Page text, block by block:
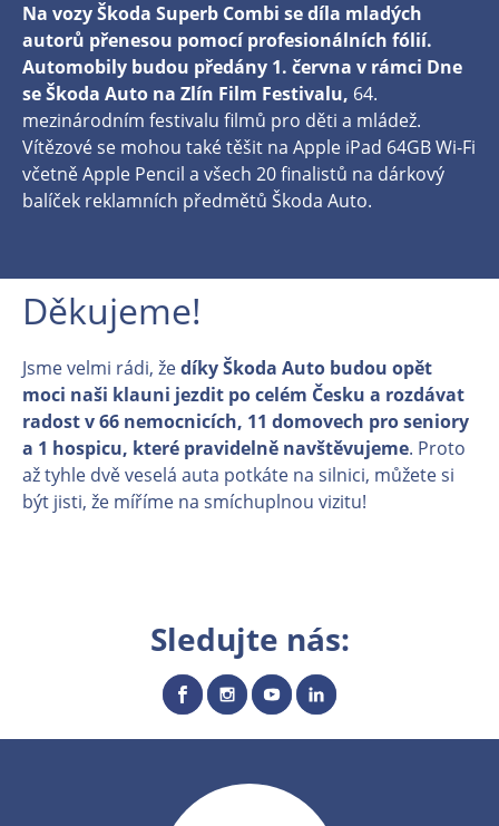
Na vozy Škoda Superb Combi se díla mladých
autorů přenesou pomocí profesionálních fólií.
Automobily budou předány 1. června v rámci Dne
se Škoda Auto na Zlín Film Festivalu, 64.
mezinárodním festivalu filmů pro děti a mládež.
Vítězové se mohou také těšit na Apple iPad 64GB Wi-Fi
včetně Apple Pencil a všech 20 finalistů na dárkový
balíček reklamních předmětů Škoda Auto.
Děkujeme!
Jsme velmi rádi, žedíky Škoda Auto budou opět
moci naši klauni jezdit po celém Česku a rozdávat
radost v 66 nemocnicích, 11 domovech pro seniory
a 1 hospicu, které pravidelně navštěvujeme. Proto
až tyhle dvě veselá auta potkáte na silnici, můžete si
být jisti, že míříme na smíchuplnou vizitu!
Sledujte nás: